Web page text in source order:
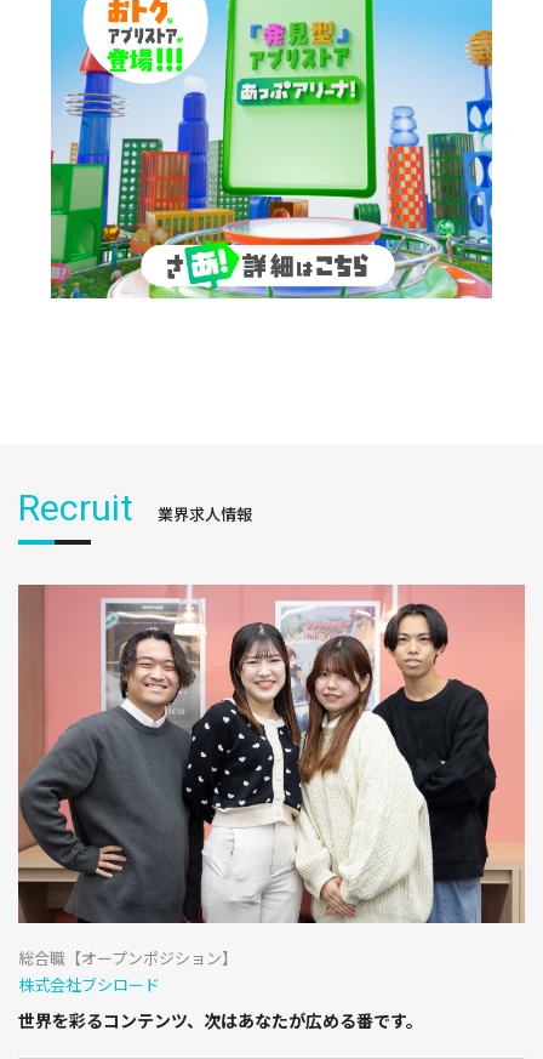
Recruit 業界求人情報
総合職【オープンポジション】
株式会社ブシロード
世界を彩るコンテンツ、次はあなたが広める番です。